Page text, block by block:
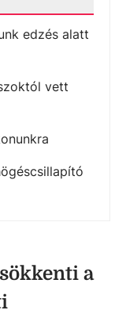
edzés alatt
vett
a